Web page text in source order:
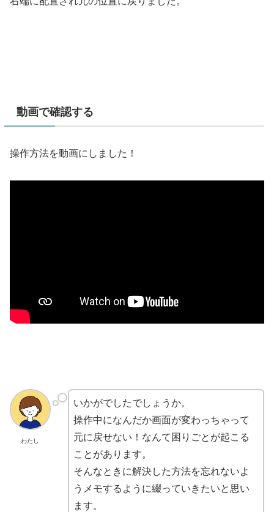
動画で確認する
操作方法を動画にしました！
わたし
いかがでしたでしょうか。
操作中になんだか画面が変わっちゃって
元に戻せない！なんて困りごとが起こる
ことがあります。
そんなときに解決した方法を忘れないよ
うメモするように綴っていきたいと思い
ます。